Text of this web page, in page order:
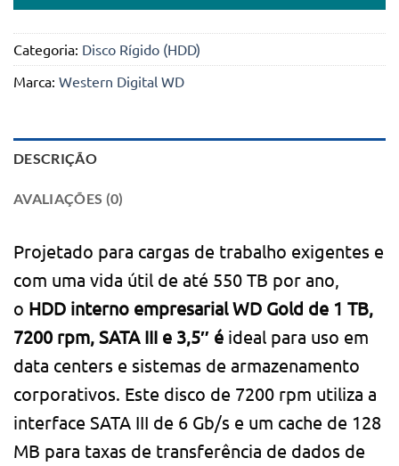
Categoria: Disco Rígido (HDD)
Marca: Western Digital WD
DESCRIÇÃO
AVALIAÇÕES (0)
Projetado para cargas de trabalho exigentes e
com uma vida útil de até 550 TB por ano,
o HDD interno empresarial WD Gold de 1 TB,
7200 rpm, SATA III e 3,5″ é ideal para uso em
data centers e sistemas de armazenamento
corporativos. Este disco de 7200 rpm utiliza a
interface SATA III de 6 Gb/s e um cache de 128
MB para taxas de transferência de dados de